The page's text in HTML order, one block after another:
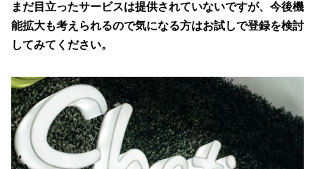
まだ目立ったサービスは提供されていないですが、今後機
能拡大も考えられるので気になる方はお試しで登録を検討
してみてください。